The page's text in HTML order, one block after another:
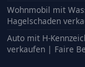
Wohnmobil mit
Hagelschaden
Auto mit H-
verkaufen | Faire